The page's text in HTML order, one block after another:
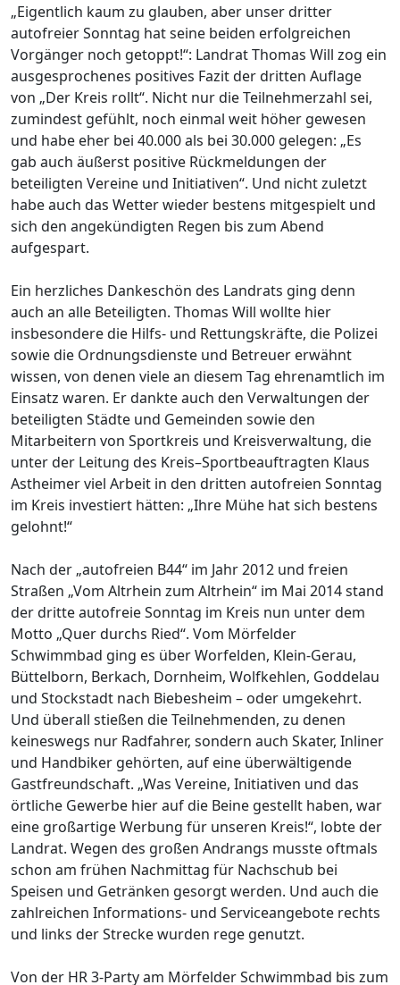
„Eigentlich kaum zu glauben, aber unser dritter
autofreier Sonntag hat seine beiden erfolgreichen
Vorgänger noch getoppt!“: Landrat Thomas Will zog ein
ausgesprochenes positives Fazit der dritten Auflage
von „Der Kreis rollt“. Nicht nur die Teilnehmerzahl sei,
zumindest gefühlt, noch einmal weit höher gewesen
und habe eher bei 40.000 als bei 30.000 gelegen: „Es
gab auch äußerst positive Rückmeldungen der
beteiligten Vereine und Initiativen“. Und nicht zuletzt
habe auch das Wetter wieder bestens mitgespielt und
sich den angekündigten Regen bis zum Abend
aufgespart.
Ein herzliches Dankeschön des Landrats ging denn
auch an alle Beteiligten. Thomas Will wollte hier
insbesondere die Hilfs- und Rettungskräfte, die Polizei
sowie die Ordnungsdienste und Betreuer erwähnt
wissen, von denen viele an diesem Tag ehrenamtlich im
Einsatz waren. Er dankte auch den Verwaltungen der
beteiligten Städte und Gemeinden sowie den
Mitarbeitern von Sportkreis und Kreisverwaltung, die
unter der Leitung des Kreis–Sportbeauftragten Klaus
Astheimer viel Arbeit in den dritten autofreien Sonntag
im Kreis investiert hätten: „Ihre Mühe hat sich bestens
gelohnt!“
Nach der „autofreien B44“ im Jahr 2012 und freien
Straßen „Vom Altrhein zum Altrhein“ im Mai 2014 stand
der dritte autofreie Sonntag im Kreis nun unter dem
Motto „Quer durchs Ried“. Vom Mörfelder
Schwimmbad ging es über Worfelden, Klein-Gerau,
Büttelborn, Berkach, Dornheim, Wolfkehlen, Goddelau
und Stockstadt nach Biebesheim – oder umgekehrt.
Und überall stießen die Teilnehmenden, zu denen
keineswegs nur Radfahrer, sondern auch Skater, Inliner
und Handbiker gehörten, auf eine überwältigende
Gastfreundschaft. „Was Vereine, Initiativen und das
örtliche Gewerbe hier auf die Beine gestellt haben, war
eine großartige Werbung für unseren Kreis!“, lobte der
Landrat. Wegen des großen Andrangs musste oftmals
schon am frühen Nachmittag für Nachschub bei
Speisen und Getränken gesorgt werden. Und auch die
zahlreichen Informations- und Serviceangebote rechts
und links der Strecke wurden rege genutzt.
Von der HR 3-Party am Mörfelder Schwimmbad bis zum